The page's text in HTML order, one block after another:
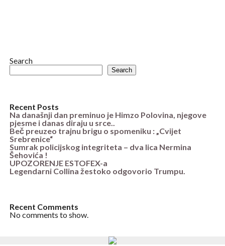
Search
Search
Recent Posts
Na današnji dan preminuo je Himzo Polovina, njegove
pjesme i danas diraju u srce..
Beč preuzeo trajnu brigu o spomeniku : „Cvijet
Srebrenice“
Sumrak policijskog integriteta – dva lica Nermina
Šehovića !
UPOZORENJE ESTOFEX-a
Legendarni Collina žestoko odgovorio Trumpu.
Recent Comments
No comments to show.